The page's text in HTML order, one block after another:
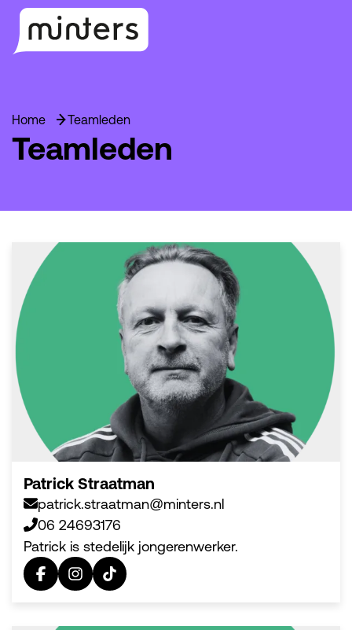
Teamleden
Home Teamleden
Patrick Straatman
patrick.straatman@minters.nl
06 24693176
Patrick is stedelijk jongerenwerker.